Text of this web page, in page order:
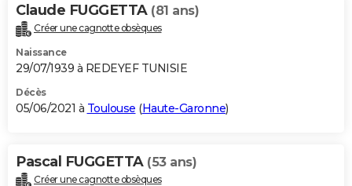
Carte de Noël
Carte Bonne année
Carte Saint-Valentin
Carte Pâques
Carte d'anniversaire
DICTIONNAIRE
Dictionnaire
Biographies
Citations
Expressions
Proverbes
PROGRAMME TV
S'inscrire
Se connecter
Lycées
Collèges
Primaires
Universités
Entreprises
Service militaire
Avis de recherche
AVIS DE DÉCÈS
Bricolage
Lifestyle
Culture
Sport
Auto
Television
Voyage
Cinema
Claude FUGGETTA (81 ans)
Créer une cagnotte obsèques
Naissance
29/07/1939 à REDEYEF TUNISIE
Décès
05/06/2021 à Toulouse (Haute-Garonne)
Pascal FUGGETTA (53 ans)
Créer une cagnotte obsèques